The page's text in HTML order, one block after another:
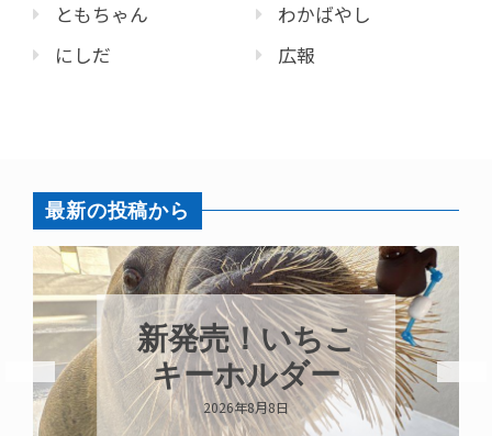
ともちゃん
にしだ
わかばやし
広報
最新の投稿から
売！いちこ
ホルダー
2026年8月8日
パラオ
ガイが
い
2026年